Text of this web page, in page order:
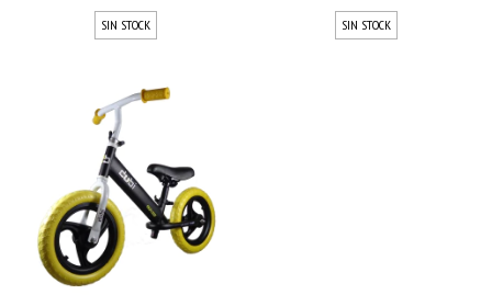
SIN STOCK SIN STOCK